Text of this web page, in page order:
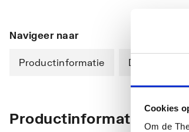
Cookies
Om de
Navigeer naar
Productinformatie Downloads
Productinformatie